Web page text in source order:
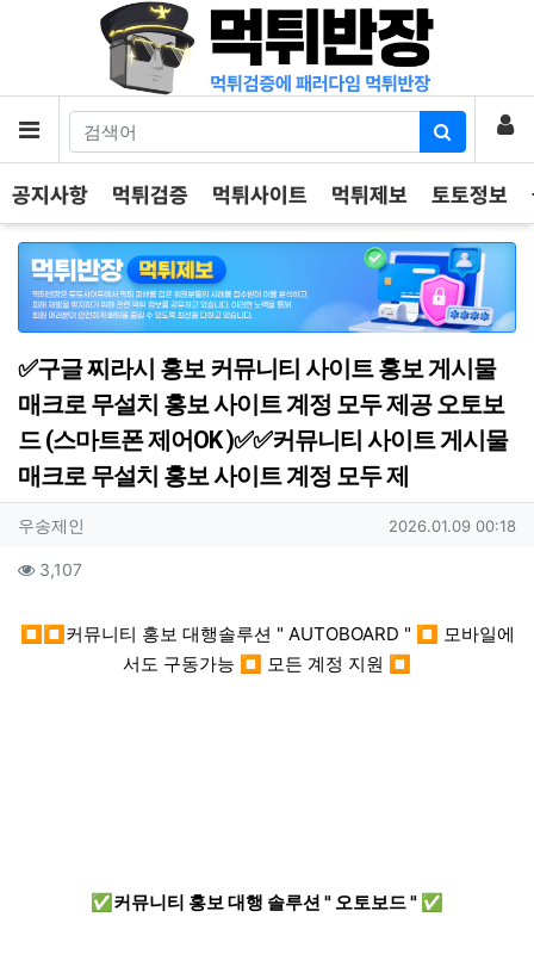
메뉴 로
공지사항 먹튀검증 먹튀사이트 먹튀제보 토토정보
✅구글 찌라시 홍보 커뮤니티 사이트 홍보 게시물
매크로 무설치 홍보 사이트 계정 모두 제공 오토보
드 (스마트폰 제어OK )✅✅커뮤니티 사이트 게시물
매크로 무설치 홍보 사이트 계정 모두 제
작성자 정보
우송제인 작성일
2026.01.09 00:18
컨텐츠 정보
3,107조회
⏹⏹커뮤니티 홍보 대행솔루션 " AUTOBOARD " ⏹ 모바일에
서도 구동가능 ⏹ 모든 계정 지원 ⏹
✅커뮤니티 홍보 대행 솔루션 " 오토보드 " ✅